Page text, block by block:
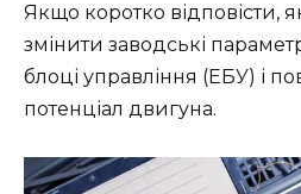
Якщо коротко відповісти,
змінити заводські
блоці управління (ЕБУ) і
потенціал двигуна.